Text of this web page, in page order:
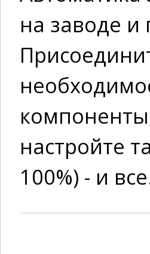
на заводе и
настройте
100%) - и